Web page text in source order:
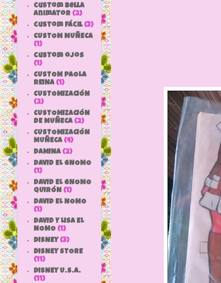
custom bella
animator (2)
custom fácil (3)
CUSTOM MUÑECA
(1)
custom ojos
(1)
CUSTOM PAOLA
REINA (1)
CUSTOMIZACIÓN
(2)
CUSTOMIZACIÓN
DE MUÑECA (2)
CUSTOMIZACIÓN
MUÑECA (4)
DAMINA (2)
DAVID EL GNOMO
(1)
DAVID EL GNOMO
QUIRÓN (1)
DAVID EL NOMO
(1)
DAVID Y LISA EL
NOMO (1)
DISNEY (3)
DISNEY STORE
(11)
DISNEY U.S.A.
(11)